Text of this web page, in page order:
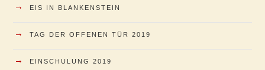
→ EIS IN BLANKENSTEIN
→ TAG DER OFFENEN TÜR 2019
→ EINSCHULUNG 2019